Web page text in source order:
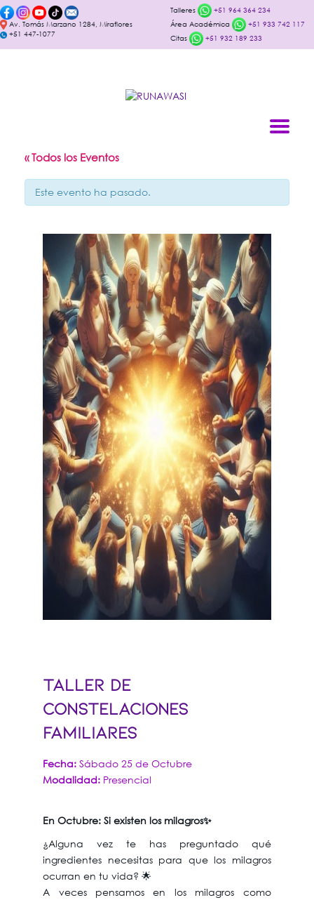
Av. Tomás Marzano 1284, Miraflores
+51 447-1077
Talleres
+51 964 364 234
Área Académica
+51 933 742 117
Citas
+51 932 189 233
« Todos los Eventos
Este evento ha pasado.
TALLER DE
CONSTELACIONES
FAMILIARES
Fecha:Sábado 25 de Octubre
Modalidad: Presencial
En Octubre: Si existen los milagros✨
¿Alguna vez te has preguntado qué
ingredientes necesitas para que los milagros
ocurran en tu vida? 🌟
A veces pensamos en los milagros como